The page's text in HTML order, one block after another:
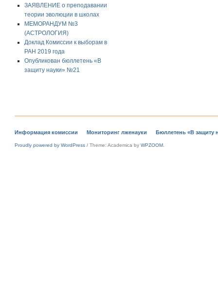
ЗАЯВЛЕНИЕ о преподавании
теории эволюции в школах
МЕМОРАНДУМ №3
(АСТРОЛОГИЯ)
Доклад Комиссии к выборам в
РАН 2019 года
Опубликован бюллетень «В
защиту науки» №21
Информация комиссии Мониторинг лженауки Бюллетень «В защиту
Proudly powered by WordPress / Theme: Academica by WPZOOM